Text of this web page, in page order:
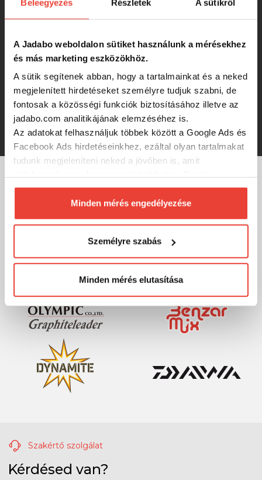
Beleegyezés Részletek A sütikről
A Jadabo weboldalon sütiket használunk a mérésekhez
és más marketing eszközökhöz.
A sütik segítenek abban, hogy a tartalmainkat és a neked
megjelenített hirdetéseket személyre tudjuk szabni, de
fontosak a közösségi funkciók biztosításához illetve az
jadabo.com analitikájának elemzéséhez is.
Az adatokat felhasználjuk többek között a Google Ads és
Facebook Ads hirdetéseinkhez, ezáltal olyan tartalmakat
tudunk megjeleníteni neked a jövőben is, amit
biztosításához arra kérünk, hogy engedd meg
számunkra minden mérés használatát.
Természetesensoha semmilyen formában nem fogunk
megváltoztathatod a döntésed ezzel kapcsolatban.
Előre is köszönjük!
Minden mérés engedélyezése
Személyre szabás
Minden mérés elutasítása
2 100 Ft
DOIYO S'zuki Mawaru 7g SGM tail
spinner
2 100 Ft
MÁRKÁINK
Szakértő szolgálat
Kérdésed van?